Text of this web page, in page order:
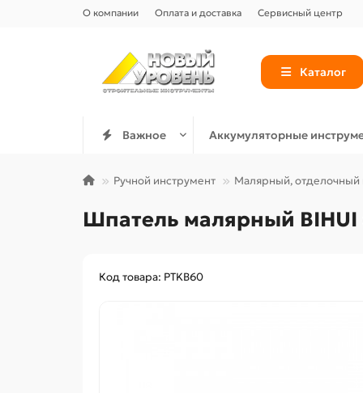
О компании Оплата и доставка Сервисный центр
Каталог
Важное Аккумуляторные
Ручной инструмент Малярный, отделочный
Шпатель малярный BIHUI
Код товара: PTKB60